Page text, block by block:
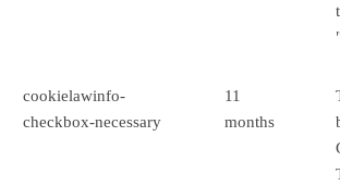
cookielawinfo-
checkbox-necessary
11
months